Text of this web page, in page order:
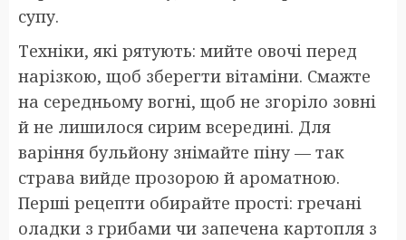
супу.
Техніки, які рятують: мийте овочі перед
нарізкою, щоб зберегти вітаміни. Смажте
на середньому вогні, щоб не згоріло зовні
й не лишилося сирим всередині. Для
варіння бульйону знімайте піну — так
страва вийде прозорою й ароматною.
Перші рецепти обирайте прості: гречані
оладки з грибами чи запечена картопля з